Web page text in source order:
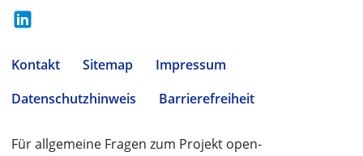
Kontakt Sitemap
Impressum
Datenschutzhinweis
Barrierefreiheit
Für allgemeine Fragen zum Projekt open-